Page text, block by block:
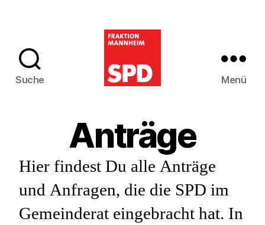
Suche
Mannheim
Menü
Anträge
Hier findest Du alle Anträge
und Anfragen, die die SPD im
Gemeinderat eingebracht hat. In